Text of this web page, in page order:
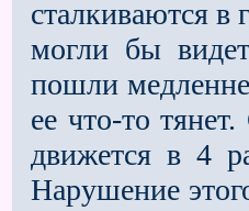
сталкиваются
могли бы
пошли
ее что-то
движется в 4
Нарушение